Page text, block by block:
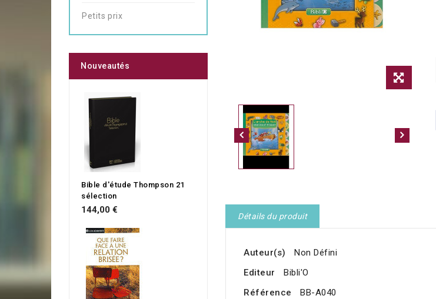
Détails du produit
Auteur(s)
Non Défini
Editeur
Bibli'O
Référence
BB-A040
Petits prix
Nouveautés
Bible d'étude Thompson 21
sélection
144,00 €